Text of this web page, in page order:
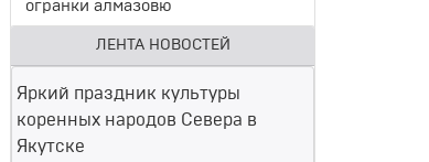
огранки алмазовю
ЛЕНТА НОВОСТЕЙ
Яркий праздник культуры
коренных народов Севера в
Якутске